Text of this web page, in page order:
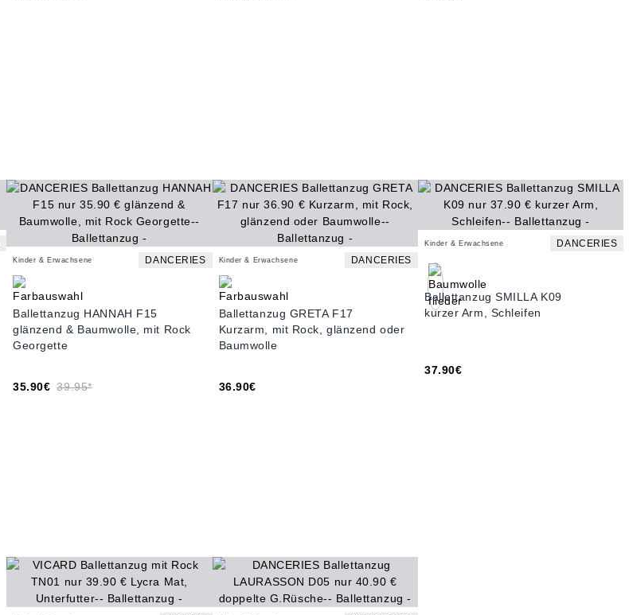
Kinder & Erwachsene DANCERIES
Ballettanzug HANNAH F15
glänzend & Baumwolle, mit Rock
Georgette
35.90€ 39.95*
Kinder & Erwachsene DANCERIES
Ballettanzug GRETA F17
Kurzarm, mit Rock, glänzend oder
Baumwolle
36.90€
Kinder & Erwachsene DANCERIES
Ballettanzug SMILLA K09
kurzer Arm, Schleifen
37.90€